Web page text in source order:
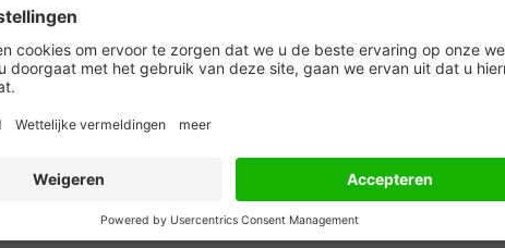
Cryptoplatform
miljoen euro
Financeteams geven
gas met AI maar
vertrouwen doen ze